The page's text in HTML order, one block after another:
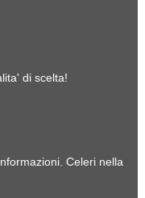
di scelta!
Celeri nella